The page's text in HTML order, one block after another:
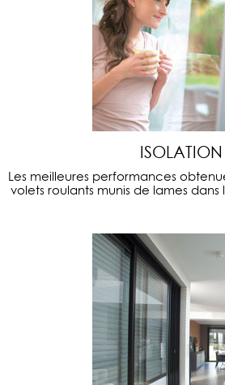
ISOLATION
Les meilleures performances
volets roulants munis de lames dans